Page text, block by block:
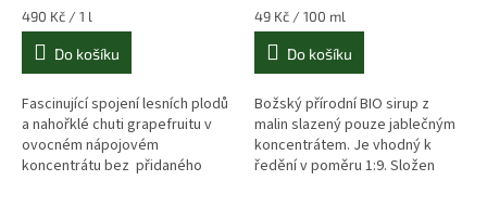
Měrná
cena:
490 Kč / 1 l
Do košíku
Fascinující spojení lesních plodů
a nahořklé chuti grapefruitu v
ovocném nápojovém
koncentrátu bez přidaného
Měrná
cena:
49 Kč / 100 ml
Do košíku
Božský přírodní BIO sirup z
malin slazený pouze jablečným
koncentrátem. Je vhodný k
ředění v poměru 1:9. Složen